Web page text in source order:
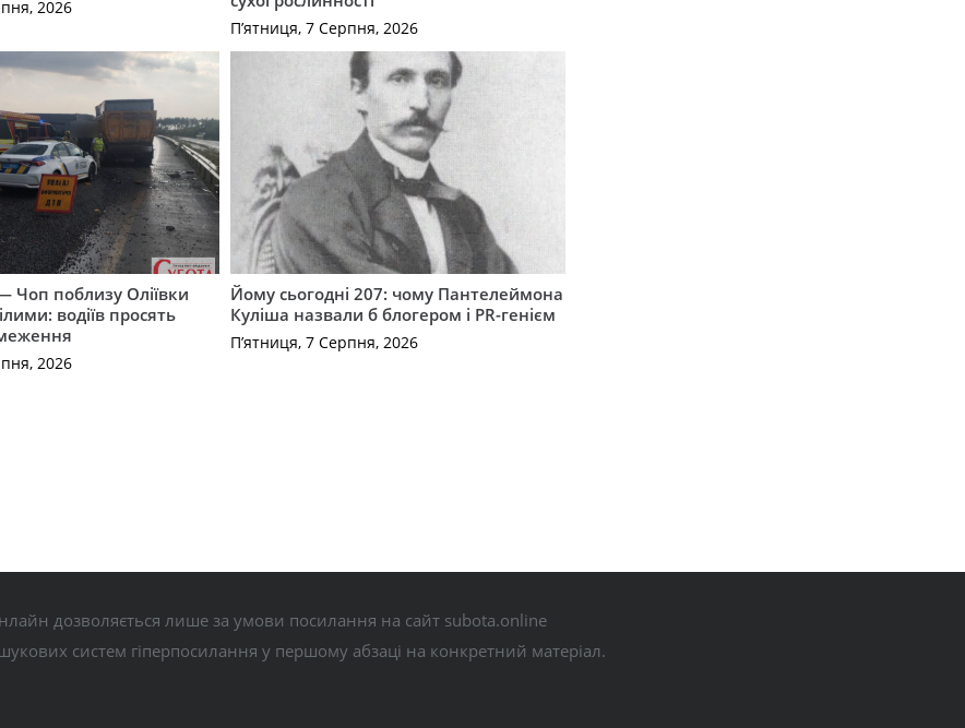
2026
П’ятниця, 7 Серпня, 2026
Чоп поблизу Оліївки
водіїв просять
2026
Йому сьогодні 207: чому Пантелеймона
Куліша назвали б блогером і PR-генієм
П’ятниця, 7 Серпня, 2026
дозволяється лише за умови посилання на сайт subota.online
систем гіперпосилання у першому абзаці на конкретний матеріал.